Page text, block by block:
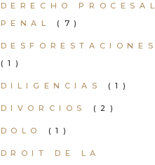
DERECHO PROCESAL
PENAL
(7)
DESFORESTACIONES
(1)
DILIGENCIAS (1)
DIVORCIOS (2)
DOLO (1)
DROIT DE LA